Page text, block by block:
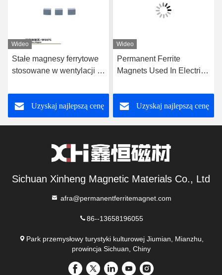
Wideo
Stałe magnesy ferrytowe
stosowane w wentylacji w
domowych
Uzyskaj najlepszą cenę
Wideo
Permanent Ferrite
Magnets Used In Electric
Air Circulation
Uzyskaj najlepszą cenę
Sichuan Xinheng Magnetic Materials Co., Ltd
afra@permanentferritemagnet.com
86--13658196055
Park przemysłowy turystyki kulturowej Jiumian, Mianzhu,
prowincja Sichuan, Chiny